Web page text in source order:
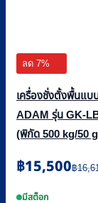
ลด 7%
เครื่องชั่งตั้งพื้นแบ
ADAM รุ่น GK-
(พิกัด 500 kg/50
฿
Original
price
was:
฿15,500
Current
price
is:มีสต็อก